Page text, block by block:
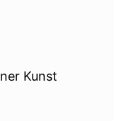
Kunst